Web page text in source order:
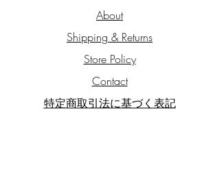
About
Shipping & Returns
Store Policy
Contact
​​特定商取引法に基づく表記